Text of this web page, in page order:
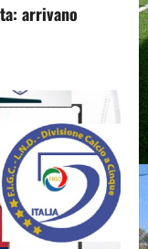
arrivano